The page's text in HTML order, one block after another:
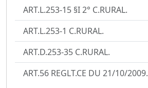
ART.L.253-15 §I 2° C.RURAL.
ART.L.253-1 C.RURAL.
ART.D.253-35 C.RURAL.
ART.56 REGLT.CE DU 21/10/2009.